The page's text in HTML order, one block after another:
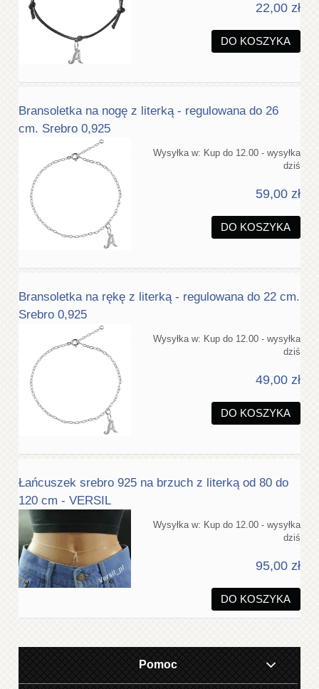
22,00 zł
DO KOSZYKA
Bransoletka na nogę z literką - regulowana do 26
cm. Srebro 0,925
Wysyłka w: Kup do 12.00 - wysyłka
dziś
59,00 zł
DO KOSZYKA
Bransoletka na rękę z literką - regulowana do 22 cm.
Srebro 0,925
Wysyłka w: Kup do 12.00 - wysyłka
dziś
49,00 zł
DO KOSZYKA
Łańcuszek srebro 925 na brzuch z literką od 80 do
120 cm - VERSIL
Wysyłka w: Kup do 12.00 - wysyłka
dziś
95,00 zł
DO KOSZYKA
Pomoc